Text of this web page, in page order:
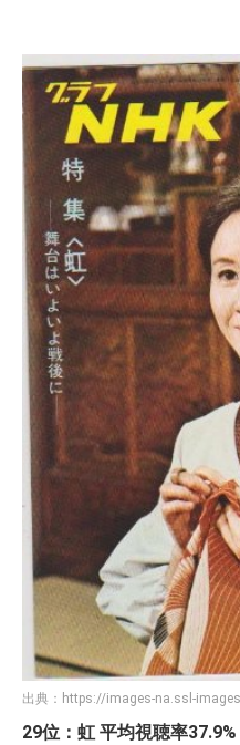
出典： https://images-na.ssl-
29位：虹 平均視聴率37.9%